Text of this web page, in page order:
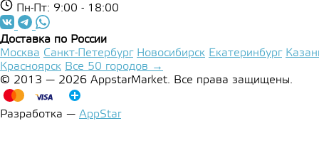
Пн-Пт: 9:00 - 18:00
Доставка по России
Москва Санкт-Петербург Новосибирск Екатеринбург
Красноярск Все 50 городов →
© 2013 — 2026 AppstarMarket. Все права защищены.
Разработка — AppStar